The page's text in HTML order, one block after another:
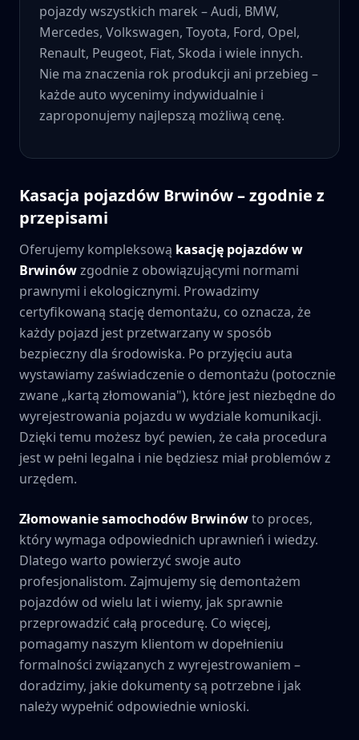
pojazdy wszystkich marek – Audi, BMW,
Mercedes, Volkswagen, Toyota, Ford, Opel,
Renault, Peugeot, Fiat, Skoda i wiele innych.
Nie ma znaczenia rok produkcji ani przebieg –
każde auto wycenimy indywidualnie i
zaproponujemy najlepszą możliwą cenę.
Kasacja pojazdów Brwinów– zgodnie z
przepisami
Oferujemy kompleksową kasację pojazdów w
Brwinówzgodnie z obowiązującymi normami
prawnymi i ekologicznymi. Prowadzimy
certyfikowaną stację demontażu, co oznacza, że
każdy pojazd jest przetwarzany w sposób
bezpieczny dla środowiska. Po przyjęciu auta
wystawiamy zaświadczenie o demontażu (potocznie
zwane „kartą złomowania"), które jest niezbędne do
wyrejestrowania pojazdu w wydziale komunikacji.
Dzięki temu możesz być pewien, że cała procedura
jest w pełni legalna i nie będziesz miał problemów z
urzędem.
Złomowanie samochodów Brwinówto proces,
który wymaga odpowiednich uprawnień i wiedzy.
Dlatego warto powierzyć swoje auto
profesjonalistom. Zajmujemy się demontażem
pojazdów od wielu lat i wiemy, jak sprawnie
przeprowadzić całą procedurę. Co więcej,
pomagamy naszym klientom w dopełnieniu
formalności związanych z wyrejestrowaniem –
doradzimy, jakie dokumenty są potrzebne i jak
należy wypełnić odpowiednie wnioski.